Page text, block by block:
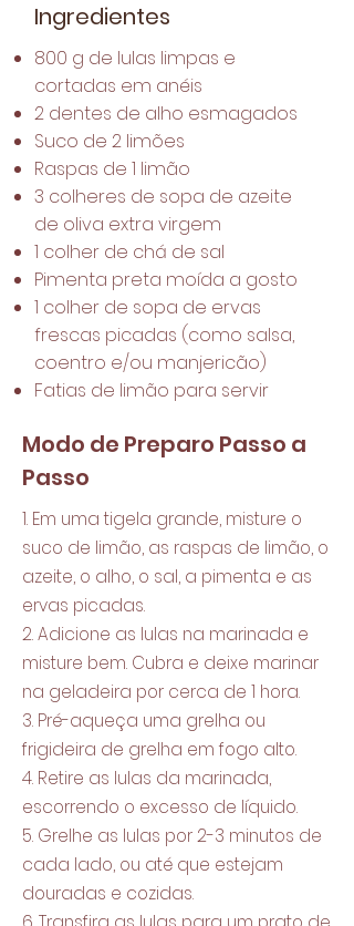
Ingredientes
800 g de lulas limpas e
cortadas em anéis
2 dentes de alho esmagados
Suco de 2 limões
Raspas de 1 limão
3 colheres de sopa de azeite
de oliva extra virgem
1 colher de chá de sal
Pimenta preta moída a gosto
1 colher de sopa de ervas
frescas picadas (como salsa,
coentro e/ou manjericão)
Fatias de limão para servir
Modo de Preparo Passo a
Passo
1. Em uma tigela grande, misture o
suco de limão, as raspas de limão, o
azeite, o alho, o sal, a pimenta e as
ervas picadas.
2. Adicione as lulas na marinada e
misture bem. Cubra e deixe marinar
na geladeira por cerca de 1 hora.
3. Pré-aqueça uma grelha ou
frigideira de grelha em fogo alto.
4. Retire as lulas da marinada,
escorrendo o excesso de líquido.
5. Grelhe as lulas por 2-3 minutos de
cada lado, ou até que estejam
douradas e cozidas.